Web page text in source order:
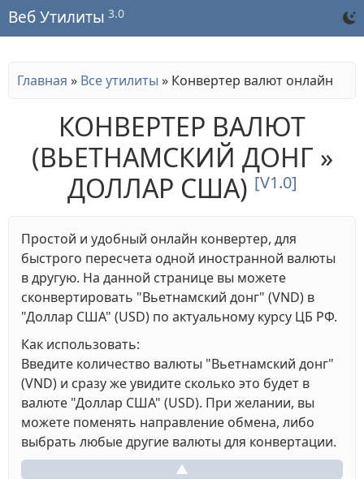
Веб Утилиты 3.0
Главная » Все утилиты » Конвертер валют онлайн
КОНВЕРТЕР ВАЛЮТ
(ВЬЕТНАМСКИЙ ДОНГ »
ДОЛЛАР США) [V1.0]
Простой и удобный онлайн конвертер, для
быстрого пересчета одной иностранной валюты
в другую. На данной странице вы можете
сконвертировать "Вьетнамский донг" (VND) в
"Доллар США" (USD) по актуальному курсу ЦБ РФ.
Как использовать:
Введите количество валюты "Вьетнамский донг"
(VND) и сразу же увидите сколько это будет в
валюте "Доллар США" (USD). При желании, вы
можете поменять направление обмена, либо
выбрать любые другие валюты для конвертации.
▲